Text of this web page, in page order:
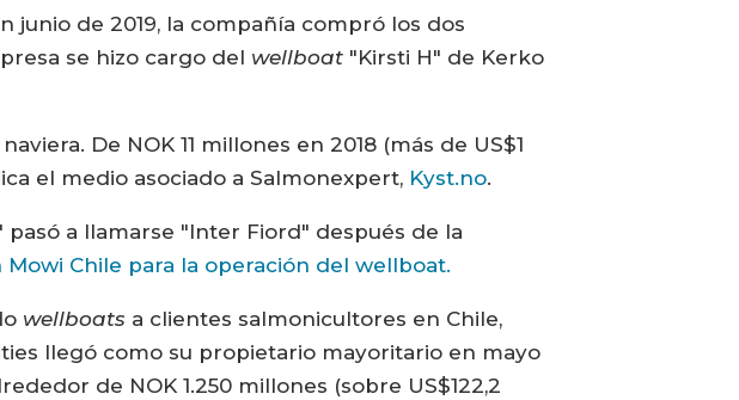
junio de 2019, la compañía compró los dos
se hizo cargo del wellboat "Kirsti H" de Kerko
De NOK 11 millones en 2018 (más de US$1
el medio asociado a Salmonexpert, Kyst.no.
a llamarse "Inter Fiord" después de la
Chile para la operación del wellboat.
wellboats a clientes salmonicultores en Chile,
llegó como su propietario mayoritario en mayo
de NOK 1.250 millones (sobre US$122,2